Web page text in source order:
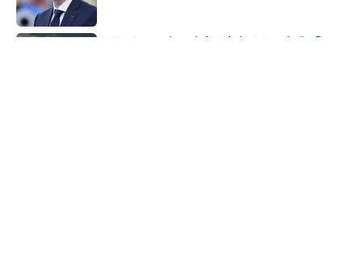
BVB-Comeback in Sicht? Book äußert